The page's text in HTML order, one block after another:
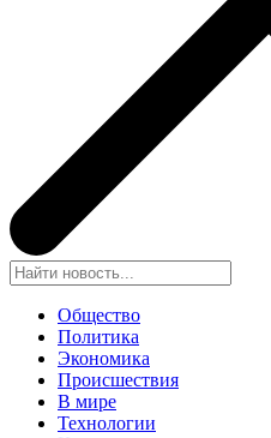
Общество
Политика
Экономика
Происшествия
В мире
Технологии